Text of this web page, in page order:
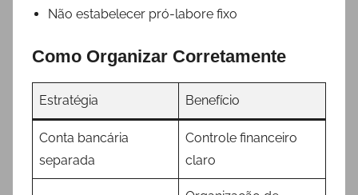
Não estabelecer pró-labore fixo
Como Organizar Corretamente
Estratégia Benefício
Conta bancária
separada
Controle financeiro
claro